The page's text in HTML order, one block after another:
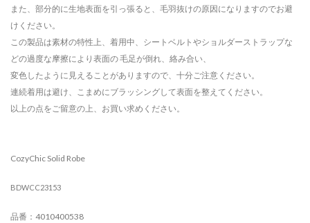
また、部分的に生地表面を引っ張ると、毛羽抜けの原因になりますのでお避
けください。
この製品は素材の特性上、着用中、シートベルトやショルダーストラップな
どの過度な摩擦により表面の 毛足が倒れ、絡み合い、
変色したように見えることがありますので、十分ご注意ください。
連続着用は避け、こまめにブラッシングして表面を整えてください。
以上の点をご留意の上、お買い求めください。
CozyChic Solid Robe
BDWCC23153
品番：4010400538